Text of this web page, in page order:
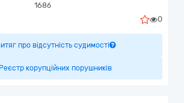
168б
0
про відсутність судимості
Реєстр корупційних порушників